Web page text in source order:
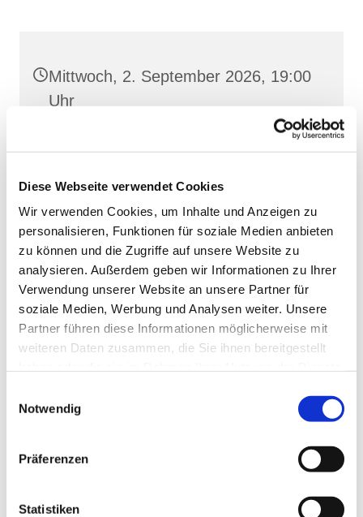
Diese Webseite verwendet Cookies
Wir verwenden Cookies, um Inhalte und Anzeigen zu
personalisieren, Funktionen für soziale Medien anbieten
zu können und die Zugriffe auf unsere Website zu
analysieren. Außerdem geben wir Informationen zu Ihrer
Verwendung unserer Website an unsere Partner für
soziale Medien, Werbung und Analysen weiter. Unsere
Partner führen diese Informationen möglicherweise mit
weiteren Daten zusammen, die Sie ihnen bereitgestellt
Notwendig
Präferenzen
Statistiken
Mittwoch, 2. September 2026, 19:00
Uhr
Pfarrkeller, Stralsund, Frankenwall 7,